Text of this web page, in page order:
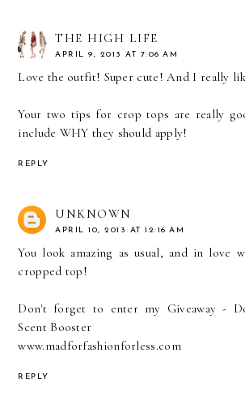
THE HIGH LIFE
APRIL 9, 2013 AT 7:06 AM
Love the outfit! Super cute! And I really
Your two tips for crop tops are really
include WHY they should apply!
REPLY
UNKNOWN
APRIL 10, 2013 AT 12:16 AM
You look amazing as usual, and in love
cropped top!
Don't forget to enter my Giveaway -
Scent Booster
www.madforfashionforless.com
REPLY